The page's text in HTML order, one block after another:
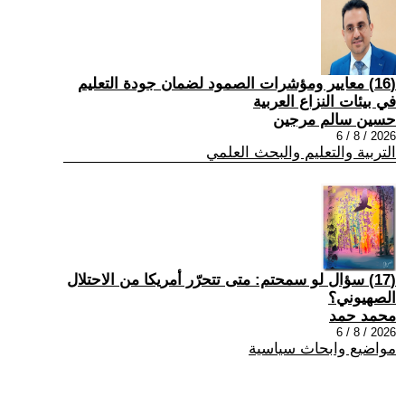
(16) معايير ومؤشرات الصمود لضمان جودة التعليم
في بيئات النزاع العربية
حسين سالم مرجين
2026 / 8 / 6
التربية والتعليم والبحث العلمي
(17) سؤال لو سمحتم: متى تتحرّر أمريكا من الاحتلال
الصهيوني؟
محمد حمد
2026 / 8 / 6
مواضيع وابحاث سياسية